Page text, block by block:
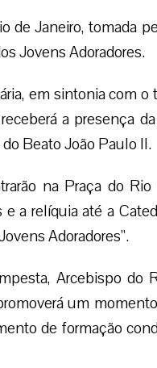
de Janeiro, tomada
Jovens Adoradores.
em sintonia com
a presença
Beato João Paulo II.
na Praça do
a relíquia até a
Adoradores”.
Arcebispo do
um
de formação